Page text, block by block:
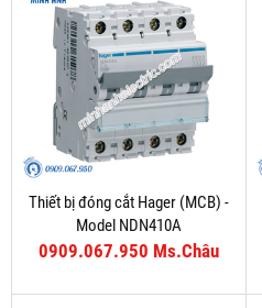
Thiết bị đóng cắt Hager (MCB) -
Model NDN410A
0909.067.950 Ms.Châu